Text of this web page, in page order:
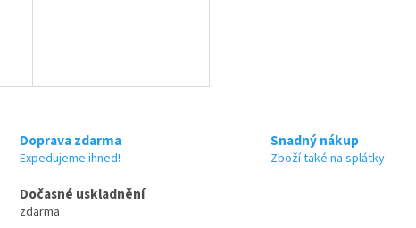
Doprava zdarma
Expedujeme ihned!
Snadný nákup
Zboží také na splátky
Dočasné uskladnění
zdarma